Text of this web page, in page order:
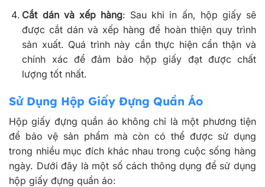
Cắt dán và xếp hàng: Sau khi in ấn, hộp giấy sẽ
được cắt dán và xếp hàng để hoàn thiện quy trình
sản xuất. Quá trình này cần thực hiện cẩn thận và
chính xác để đảm bảo hộp giấy đạt được chất
lượng tốt nhất.
Sử Dụng Hộp Giấy Đựng Quần Áo
Hộp giấy đựng quần áo không chỉ là một phương tiện
để bảo vệ sản phẩm mà còn có thể được sử dụng
trong nhiều mục đích khác nhau trong cuộc sống hàng
ngày. Dưới đây là một số cách thông dụng để sử dụng
hộp giấy đựng quần áo: